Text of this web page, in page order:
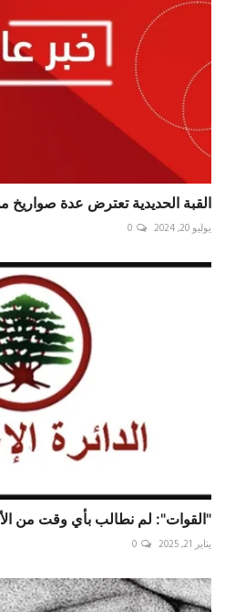
القبة الحديدية تعترض عدة صواريخ
يوليو 20, 2024 0
"القوات": لم نطالب بأي وقت من
يناير 21, 2025 0